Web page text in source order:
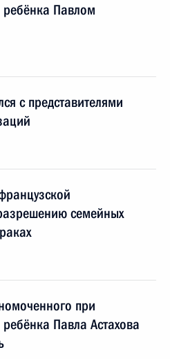
Павлом
с представителями
семейных
при
Павла Астахова